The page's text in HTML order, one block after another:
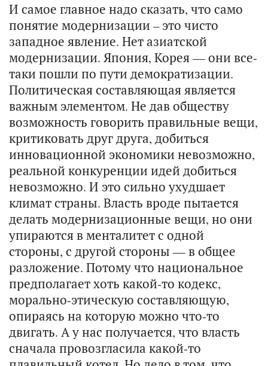
И самое главное надо сказать, что само
понятие модернизации – это чисто
западное явление. Нет азиатской
модернизации. Япония, Корея — они все-
таки пошли по пути демократизации.
Политическая составляющая является
важным элементом. Не дав обществу
возможность говорить правильные вещи,
критиковать друг друга, добиться
инновационной экономики невозможно,
реальной конкуренции идей добиться
невозможно. И это сильно ухудшает
климат страны. Власть вроде пытается
делать модернизационные вещи, но они
упираются в менталитет с одной
стороны, с другой стороны — в общее
разложение. Потому что национальное
предполагает хоть какой-то кодекс,
морально-этическую составляющую,
опираясь на которую можно что-то
двигать. А у нас получается, что власть
сначала провозгласила какой-то